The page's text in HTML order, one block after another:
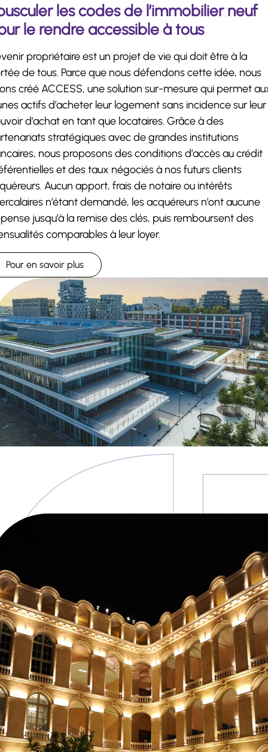
les codes de l’immobilier neuf
le rendre accessible à tous
propriétaire est un projet de vie qui doit être à la
de tous. Parce que nous défendons cette idée, nous
créé ACCESS, une solution sur-mesure qui permet
actifs d’acheter leur logement sans incidence sur leur
d’achat en tant que locataires. Grâce à des
stratégiques avec de grandes institutions
nous proposons des conditions d’accès au crédit
et des taux négociés à nos futurs clients
Aucun apport, frais de notaire ou intérêts
n’étant demandé, les acquéreurs n’ont aucune
jusqu’à la remise des clés, puis remboursent des
comparables à leur loyer.
Pour en savoir plus